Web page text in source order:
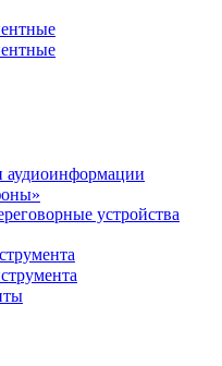
аудиоинформации
устройства